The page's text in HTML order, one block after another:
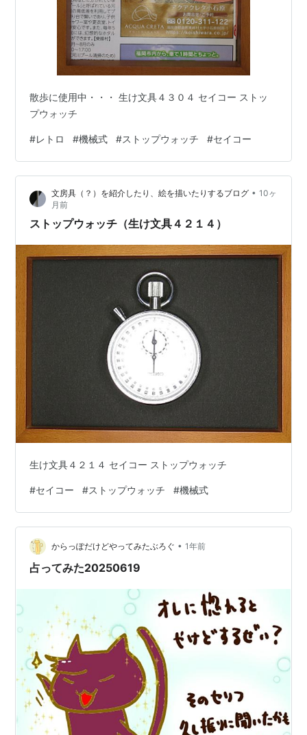
散歩に使用中・・・ 生け文具４３０４ セイコー ストッ
プウォッチ
#レトロ #機械式 #ストップウォッチ #セイコー
文房具（？）を紹介したり、絵を描いたりするブログ • 10ヶ
月前
ストップウォッチ（生け文具４２１４）
生け文具４２１４ セイコー ストップウォッチ
#セイコー #ストップウォッチ #機械式
からっぽだけどやってみたぶろぐ • 1年前
占ってみた20250619